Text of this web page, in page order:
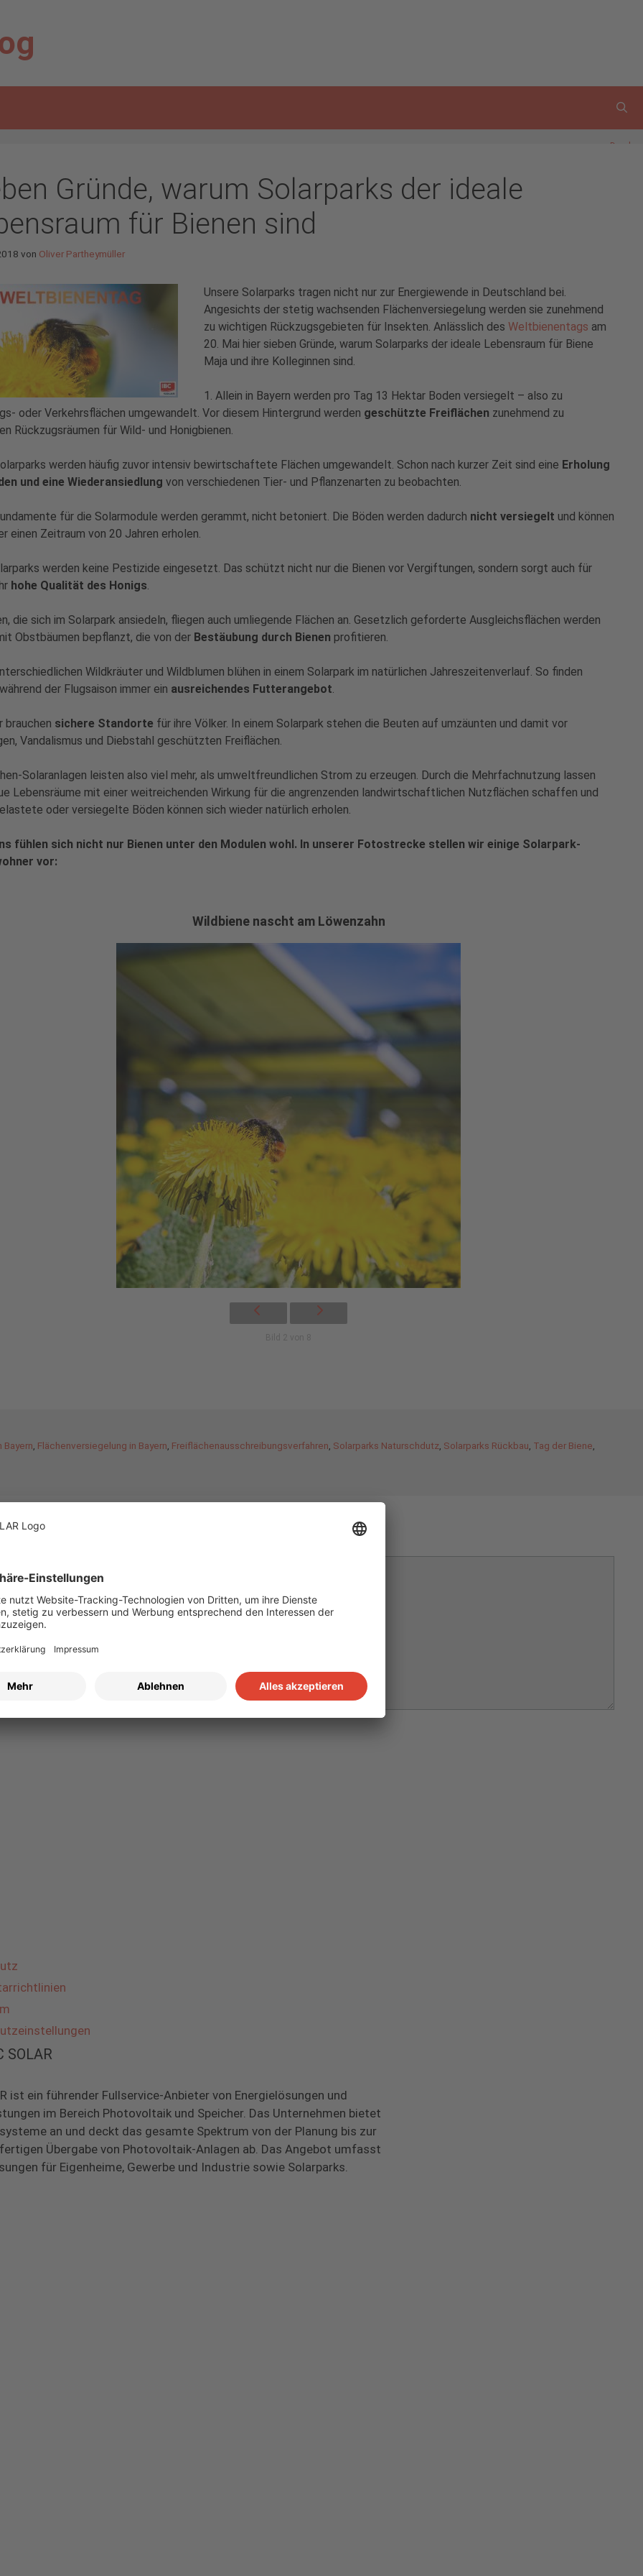
Gründe, warum Solarparks der ideale
für Bienen sind
von Oliver Partheymüller
Unsere Solarparks tragen nicht nur zur Energiewende in Deutschland bei.
Angesichts der stetig wachsenden Flächenversiegelung werden sie zunehmend
zu wichtigen Rückzugsgebieten für Insekten. Anlässlich des Weltbienentags am
20. Mai hier sieben Gründe, warum Solarparks der ideale Lebensraum für Biene
Maja und ihre Kolleginnen sind.
1. Allein in Bayern werden pro Tag 13 Hektar Boden versiegelt – also zu
oder Verkehrsflächen umgewandelt. Vor diesem Hintergrund werden geschützte Freiflächen zunehmend zu
Rückzugsräumen für Wild- und Honigbienen.
werden häufig zuvor intensiv bewirtschaftete Flächen umgewandelt. Schon nach kurzer Zeit sind eine Erholung
und eine Wiederansiedlung von verschiedenen Tier- und Pflanzenarten zu beobachten.
für die Solarmodule werden gerammt, nicht betoniert. Die Böden werden dadurch nicht versiegelt und können
einen Zeitraum von 20 Jahren erholen.
werden keine Pestizide eingesetzt. Das schützt nicht nur die Bienen vor Vergiftungen, sondern sorgt auch für
hohe Qualität des Honigs
die sich im Solarpark ansiedeln, fliegen auch umliegende Flächen an. Gesetzlich geforderte Ausgleichsflächen werden
Obstbäumen bepflanzt, die von der Bestäubung durch Bienen profitieren.
Wildkräuter und Wildblumen blühen in einem Solarpark im natürlichen Jahreszeitenverlauf. So finden
der Flugsaison immer ein ausreichendes Futterangebot
brauchen sichere Standorte für ihre Völker. In einem Solarpark stehen die Beuten auf umzäunten und damit vor
Vandalismus und Diebstahl geschützten Freiflächen.
Solaranlagen leisten also viel mehr, als umweltfreundlichen Strom zu erzeugen. Durch die Mehrfachnutzung lassen
Lebensräume mit einer weitreichenden Wirkung für die angrenzenden landwirtschaftlichen Nutzflächen schaffen und
oder versiegelte Böden können sich wieder natürlich erholen.
fühlen sich nicht nur Bienen unter den Modulen wohl. In unserer Fotostrecke stellen wir einige Solarpark-
vor:
Wildbiene nascht am Löwenzahn
Drucken
Bayern Flächenversiegelung in Bayern Freiflächenausschreibungsverfahren Solarparks Naturschdutz Solarparks Rückbau Tag der Biene
SOLAR
ist ein führender Fullservice-Anbieter von Energielösungen und
im Bereich Photovoltaik und Speicher. Das Unternehmen bietet
an und deckt das gesamte Spektrum von der Planung bis zur
Übergabe von Photovoltaik-Anlagen ab. Das Angebot umfasst
für Eigenheime, Gewerbe und Industrie sowie Solarparks.